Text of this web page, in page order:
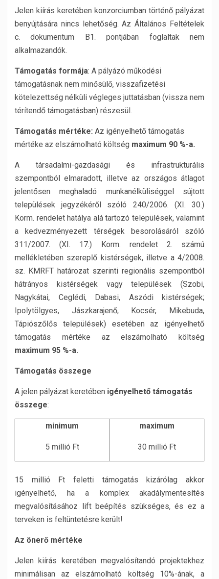
Jelen kiírás keretében konzorciumban történő pályázat
benyújtására nincs lehetőség. Az Általános Feltételek
c. dokumentum B1. pontjában foglaltak nem
alkalmazandók.
Támogatás formája: A pályázó működési
támogatásnak nem minősülő, visszafizetési
kötelezettség nélküli végleges juttatásban (vissza nem
térítendő támogatásban) részesül.
Támogatás mértéke: Az igényelhető támogatás
mértéke az elszámolható költség maximum 90 %-a.
A társadalmi-gazdasági és infrastrukturális
szempontból elmaradott, illetve az országos átlagot
jelentősen meghaladó munkanélküliséggel sújtott
települések jegyzékéről szóló 240/2006. (XI. 30.)
Korm. rendelet hatálya alá tartozó települések, valamint
a kedvezményezett térségek besorolásáról szóló
311/2007. (XI. 17.) Korm. rendelet 2. számú
mellékletében szereplő kistérségek, illetve a 4/2008.
sz. KMRFT határozat szerinti regionális szempontból
hátrányos kistérségek vagy települések (Szobi,
Nagykátai, Ceglédi, Dabasi, Aszódi kistérségek;
Ipolytölgyes, Jászkarajenő, Kocsér, Mikebuda,
Tápiószőlős települések) esetében az igényelhető
támogatás mértéke az elszámolható költség
maximum 95 %-a.
Támogatás összege
A jelen pályázat keretében igényelhető támogatás
összege:
minimum maximum
5 millió Ft 30 millió Ft
15 millió Ft feletti támogatás kizárólag akkor
igényelhető, ha a komplex akadálymentesítés
megvalósításához lift beépítés szükséges, és ez a
terveken is feltüntetésre került!
Az önerő mértéke
Jelen kiírás keretében megvalósítandó projektekhez
minimálisan az elszámolható költség 10%-ának, a